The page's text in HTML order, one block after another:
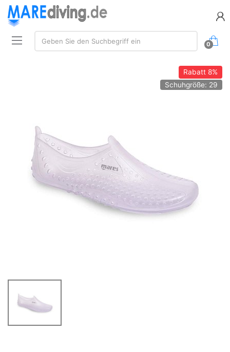
Suche:
Geben Sie den Suchbegriff ein
0
Rabatt8%
Schuhgröße: 29